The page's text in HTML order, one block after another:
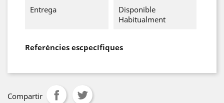
Entrega
Disponible
Habitualment
Referéncies escpecífiques
Compartir